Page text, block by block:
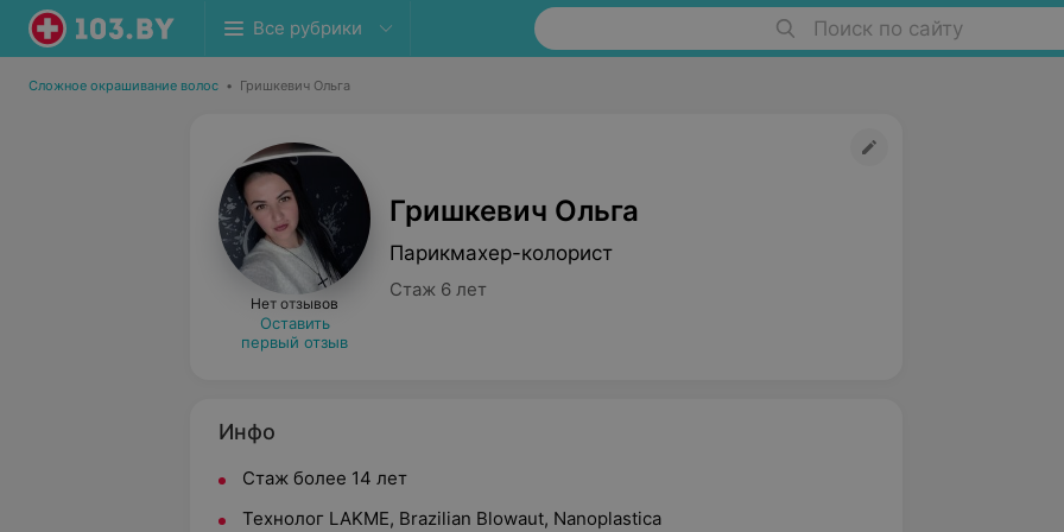
Все рубрики Поиск по сайту
Сложное окрашивание волос • Гришкевич Ольга
Нет отзывов
Оставить
первый отзыв
Гришкевич Ольга
Парикмахер-колорист
Стаж 6 лет
Инфо
Стаж более 14 лет
Технолог LAKME, Brazilian Blowaut, Nanoplastica